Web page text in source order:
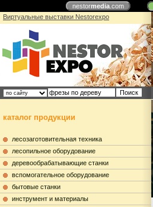
nestormedia.com
Виртуальные выставки Nestorexpo
каталог продукции
лесозаготовительная техника
лесопильное оборудование
деревообрабатывающие станки
вспомогательное оборудование
бытовые станки
инструмент и материалы